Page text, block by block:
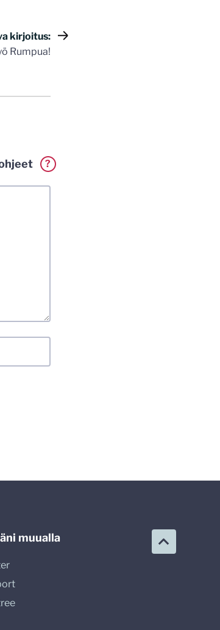
kirjoitus:
Rumpua!
?
silti
muualla